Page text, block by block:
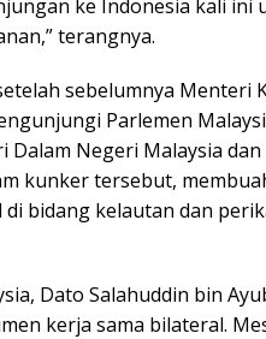
ke Indonesia kali ini
terangnya.
sebelumnya Menteri
Parlemen
Negeri Malaysia
kunker tersebut,
bidang kelautan dan
Dato Salahuddin bin
kerja sama bilateral.